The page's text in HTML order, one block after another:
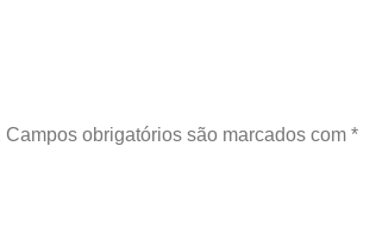
Campos obrigatórios são marcados com *